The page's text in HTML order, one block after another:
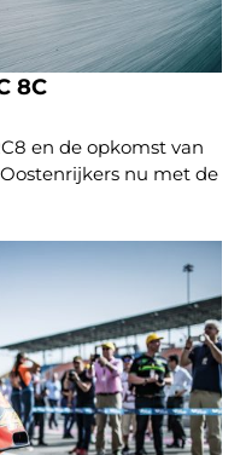
8C
en de opkomst van
nu met de